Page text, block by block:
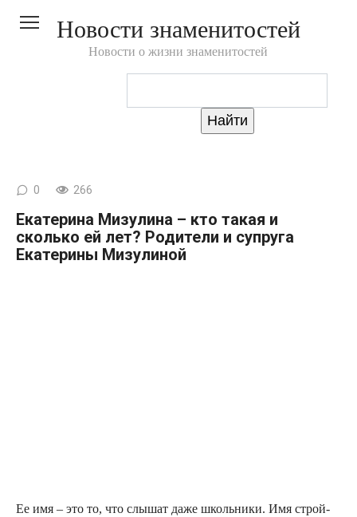
Новости знаменитостей
Новости о жизни знаменитостей
0 266
Екатерина Мизулина – кто такая и
сколько ей лет? Родители и супруга
Екатерины Мизулиной
Ее имя – это то, что слы­шат даже школь­ни­ки. Имя строй­